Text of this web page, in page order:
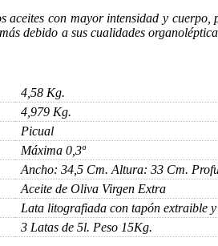
aceites con mayor intensidad y
debido a sus cualidades
4,58 Kg.
4,979 Kg.
Picual
Máxima 0,3º
Ancho: 34,5 Cm. Altura: 33 Cm.
Aceite de Oliva Virgen Extra
Lata litografiada con tapón extraible y
3 Latas de 5l. Peso 15Kg.